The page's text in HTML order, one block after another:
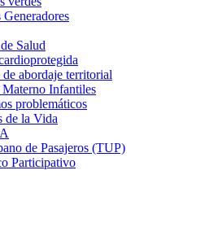
Generadores
Salud
abordaje territorial
Materno Infantiles
problemáticos
de la Vida
de Pasajeros (TUP)
Participativo